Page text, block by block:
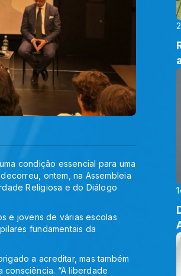
condição essencial para uma
ontem, na Assembleia
Religiosa e do Diálogo
e jovens de várias escolas
fundamentais da
a acreditar, mas também
“A liberdade